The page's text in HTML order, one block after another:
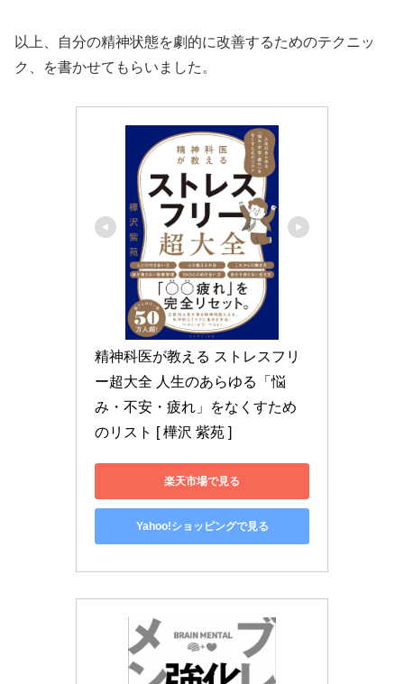
以上、自分の精神状態を劇的に改善するためのテクニッ
ク、を書かせてもらいました。
精神科医が教える ストレスフリ
ー超大全 人生のあらゆる「悩
み・不安・疲れ」をなくすため
のリスト [ 樺沢 紫苑 ]
楽天市場で見る
Yahoo!ショッピングで見る